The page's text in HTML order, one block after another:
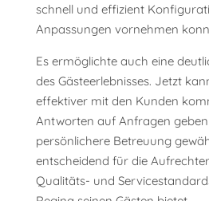
schnell und effizient
Anpassungen vornehmen
Es ermöglichte auch eine
des Gästeerlebnisses. Jetzt
effektiver mit den Kunden
Antworten auf Anfragen
persönlichere Betreuung
entscheidend für die
Qualitäts- und